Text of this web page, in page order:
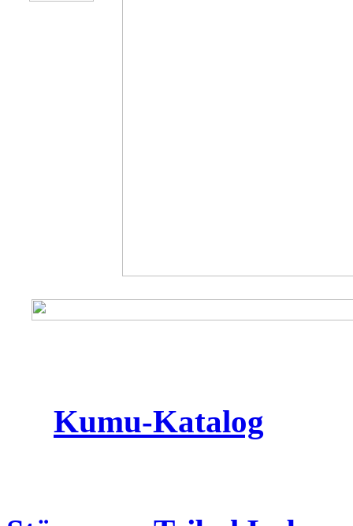
Kumu-Katalog